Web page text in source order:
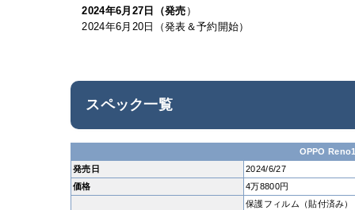
2024年6月27日（発売 ）
2024年6月20日（発表＆予約開始）
スペック一覧
OPPO
発売日
2024/6/27
価格
4万8800円
保護フィルム（貼付済み）